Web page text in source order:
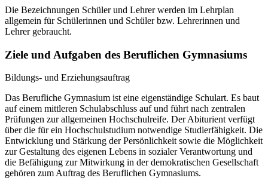
Die Bezeichnungen Schüler und Lehrer werden im Lehrplan
allgemein für Schülerinnen und Schüler bzw. Lehrerinnen und
Lehrer gebraucht.
Ziele und Aufgaben des Beruflichen Gymnasiums
Bildungs- und Erziehungsauftrag
Das Berufliche Gymnasium ist eine eigenständige Schulart. Es baut
auf einem mittleren Schulabschluss auf und führt nach zentralen
Prüfungen zur allgemeinen Hochschulreife. Der Abiturient verfügt
über die für ein Hochschulstudium notwendige Studierfähigkeit. Die
Entwicklung und Stärkung der Persönlichkeit sowie die Möglichkeit
zur Gestaltung des eigenen Lebens in sozialer Verantwortung und
die Befähigung zur Mitwirkung in der demokratischen Gesellschaft
gehören zum Auftrag des Beruflichen Gymnasiums.